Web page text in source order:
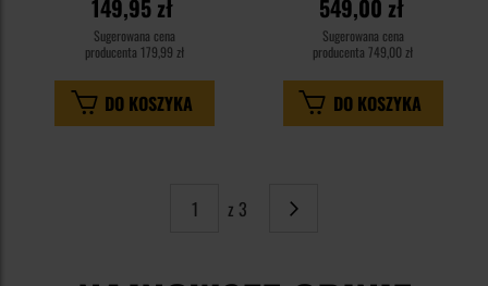
149,95 zł
Sugerowana cena
producenta 179,99 zł
DO KOSZYKA
549,00 zł
Sugerowana cena
producenta 749,00 zł
DO KOSZYKA
z 3
Strona
Następne